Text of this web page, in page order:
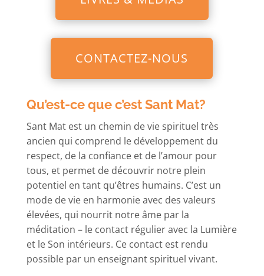
CONTACTEZ-NOUS
Qu’est-ce que c’est Sant Mat?
Sant Mat est un chemin de vie spirituel très
ancien qui comprend le développement du
respect, de la confiance et de l’amour pour
tous, et permet de découvrir notre plein
potentiel en tant qu’êtres humains. C’est un
mode de vie en harmonie avec des valeurs
élevées, qui nourrit notre âme par la
méditation – le contact régulier avec la Lumière
et le Son intérieurs. Ce contact est rendu
possible par un enseignant spirituel vivant.